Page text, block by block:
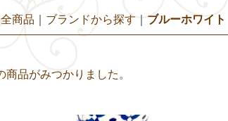
全商品 ブランドから探す ブルーホワイト
商品がみつかりました。